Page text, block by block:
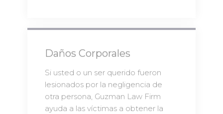
Daños Corporales
Si usted o un ser querido fueron
lesionados por la negligencia de
otra persona, Guzman Law Firm
ayuda a las víctimas a obtener la